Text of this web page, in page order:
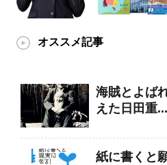
オススメ記事
海賊とよば
えた日田重...
紙に書くと